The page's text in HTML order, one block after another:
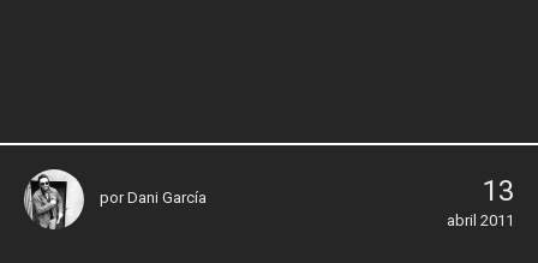
porDani García 13
abril 2011